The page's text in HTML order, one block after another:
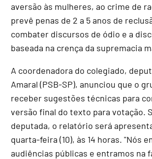
aversão às mulheres, ao crime de
prevê penas de 2 a 5 anos de
combater discursos de ódio e a
baseada na crença da supremacia
A coordenadora do colegiado,
Amaral (PSB-SP), anunciou que o
receber sugestões técnicas para
versão final do texto para votação.
deputada, o relatório será
quarta-feira (10), às 14 horas. "Nós
audiências públicas e entramos na